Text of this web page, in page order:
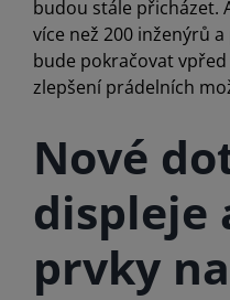
budou stále přicházet.
více než 200 inženýrů
bude pokračovat
zlepšení prádelních
Nové
displeje
prvky